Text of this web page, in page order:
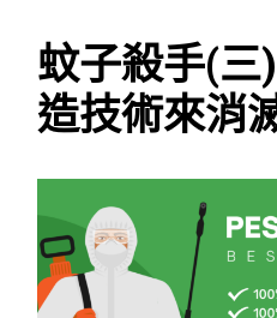
蚊子殺手(
造技術來消